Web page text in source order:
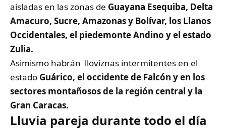
aisladas en las zonas de Guayana Esequiba, Delta
Amacuro, Sucre, Amazonas y Bolívar, los Llanos
Occidentales, el piedemonte Andino y el estado
Zulia.
Asimismo habrán lloviznas intermitentes en el
estado Guárico, el occidente de Falcón y en los
sectores montañosos de la región central y la
Gran Caracas.
Lluvia pareja durante todo el día